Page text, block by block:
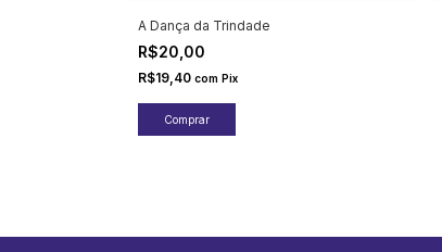
A Dança da Trindade
R$20,00
R$19,40 com Pix